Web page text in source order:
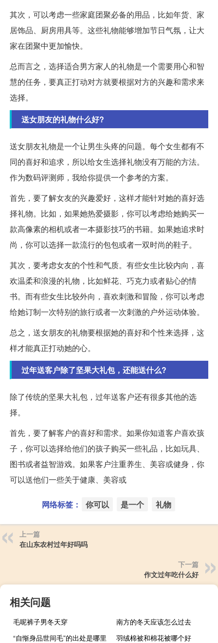
其次，可以考虑一些家庭团聚必备的用品，比如年货、家
居饰品、厨房用具等。这些礼物能够增加节日气氛，让大
家在团聚中更加愉快。
总而言之，选择适合男方家人的礼物是一个需要用心和智
慧的任务，要真正打动对方就要根据对方的兴趣和需求来
选择。
送女朋友的礼物什么好?
送女朋友礼物是一个让男生头疼的问题。每个女生都有不
同的喜好和追求，所以给女生选择礼物没有万能的方法。
作为数码评测师，我给你提供一个参考的方案。
首先，要了解女友的兴趣爱好，这样才能针对她的喜好选
择礼物。比如，如果她热爱摄影，你可以考虑给她购买一
款高像素的相机或者一本摄影技巧的书籍。如果她追求时
尚，你可以选择一款流行的包包或者一双时尚的鞋子。
其次，要考虑女友的个性和气质。有些女生比较内向，喜
欢温柔和浪漫的礼物，比如鲜花、巧克力或者贴心的情
书。而有些女生比较外向，喜欢刺激和冒险，你可以考虑
给她订制一次特别的旅行或者一次刺激的户外运动体验。
总之，送女朋友的礼物要根据她的喜好和个性来选择，这
样才能真正打动她的心。
过年送客户除了坚果大礼包，还能送什么?
除了传统的坚果大礼包，过年送客户还有很多其他的选
择。
首先，要了解客户的喜好和需求。如果你知道客户喜欢孩
子，你可以选择给他们的孩子购买一些礼品，比如玩具、
图书或者益智游戏。如果客户注重养生、美容或健身，你
可以送他们一些关于健康、美容或
网络标签： 你可以 是一个 礼物
上一篇
在山东农村过年好吗吗
下一篇
作文过年吃什么好
相关问题
毛呢裤子男冬天穿
南方的冬天应该怎么过去
“自惭身品世间毛”的出处是哪里
羽绒棉被和棉花被哪个好